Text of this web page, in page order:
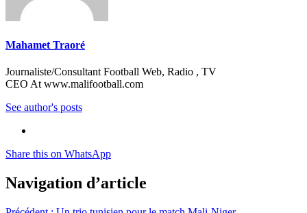
Mahamet Traoré
Journaliste/Consultant Football Web, Radio , TV
CEO At www.malifootball.com
See author's posts
Share this on WhatsApp
Navigation d’article